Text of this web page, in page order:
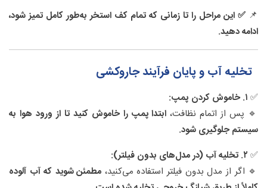
📌 ✅ این مراحل را تا زمانی که تمام کف استخر به‌طور کامل تمیز شود،
ادامه دهید.
تخلیه آب و پایان فرآیند جاروکشی
✅ ۱. خاموش کردن پمپ:
🔹 پس از اتمام نظافت، ابتدا پمپ را خاموش کنید تا از ورود هوا به
سیستم جلوگیری شود.
✅ ۲. تخلیه آب (در مدل‌های بدون فیلتر):
🔹 اگر از مدل بدون فیلتر استفاده می‌کنید، مطمئن شوید که آب آلوده